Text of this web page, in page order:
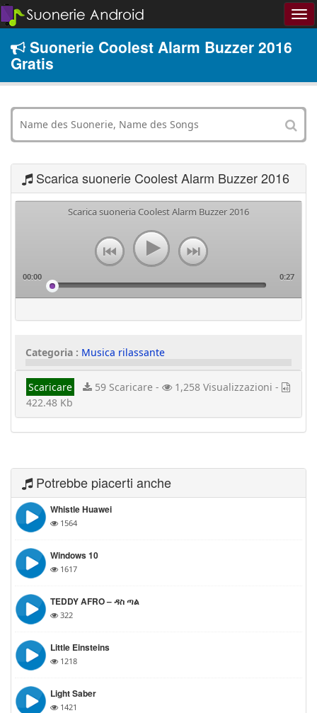
Suonerie Coolest Alarm Buzzer 2016
Gratis
Scarica suonerie Coolest Alarm Buzzer 2016
Scarica suoneria Coolest Alarm Buzzer 2016
00:00 0:27
Categoria : Musica rilassante
Scaricare 59 Scaricare -
1,258 Visualizzazioni -
422.48 Kb
Potrebbe piacerti anche
Whistle Huawei
1564
Windows 10
1617
TEDDY AFRO – ዳስ ጣል
322
Little Einsteins
1218
Light Saber
1421